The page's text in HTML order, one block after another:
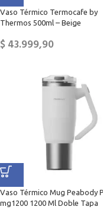
Vaso Térmico Termocafe by
Thermos 500ml – Beige
$43.999,90
Vaso Térmico Mug Peabody
mg1200 1200 Ml Doble Tapa